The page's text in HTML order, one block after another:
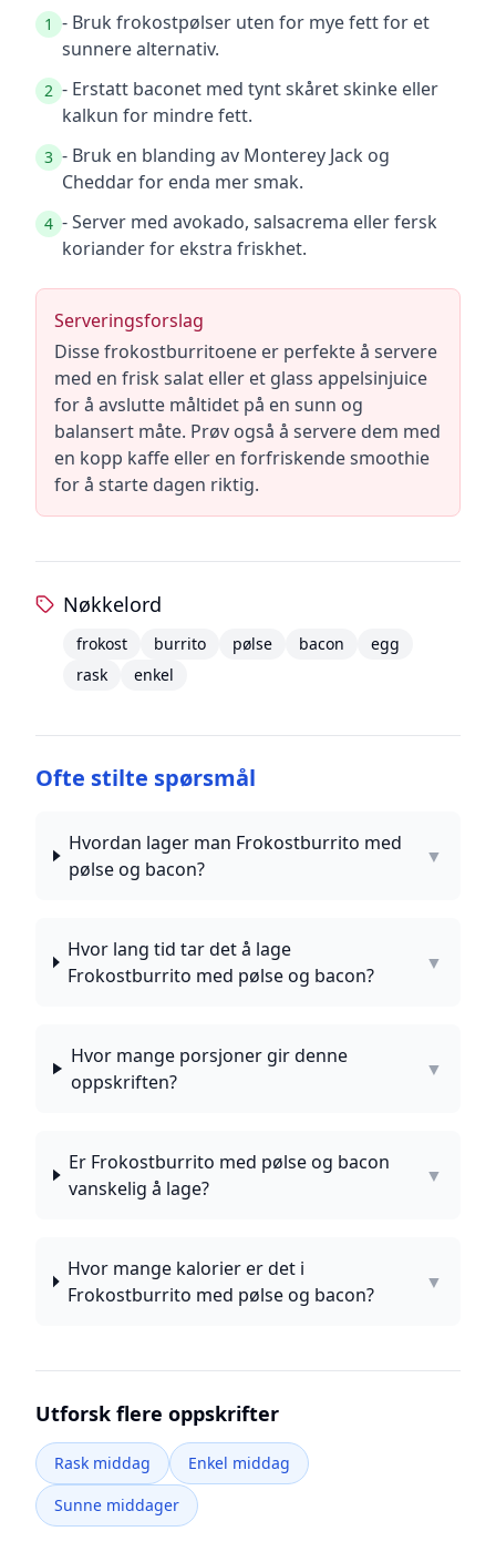
1 - Bruk frokostpølser uten for mye fett for et
sunnere alternativ.
2 - Erstatt baconet med tynt skåret skinke eller
kalkun for mindre fett.
3 - Bruk en blanding av Monterey Jack og
Cheddar for enda mer smak.
4 - Server med avokado, salsacrema eller fersk
koriander for ekstra friskhet.
Serveringsforslag
Disse frokostburritoene er perfekte å servere
med en frisk salat eller et glass appelsinjuice
for å avslutte måltidet på en sunn og
balansert måte. Prøv også å servere dem med
en kopp kaffe eller en forfriskende smoothie
for å starte dagen riktig.
Nøkkelord
frokost burrito pølse bacon
egg
rask
enkel
Ofte stilte spørsmål
Hvordan lager man Frokostburrito med
pølse og bacon?
▼
Hvor lang tid tar det å lage
Frokostburrito med pølse og bacon?
▼
Hvor mange porsjoner gir denne
oppskriften?
▼
Er Frokostburrito med pølse og bacon
vanskelig å lage?
▼
Hvor mange kalorier er det i
Frokostburrito med pølse og bacon?
▼
Utforsk flere oppskrifter
Rask middag
Enkel middag
Sunne middager